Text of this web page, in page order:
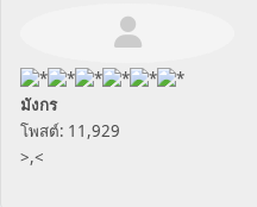
มังกร
โพสต์: 11,929
>,<